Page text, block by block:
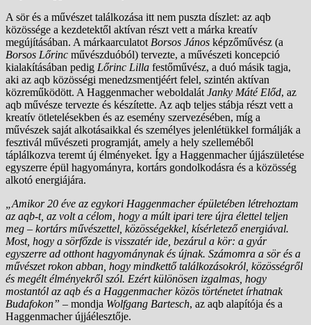
A sör és a művészet találkozása itt nem puszta díszlet: az aqb
közössége a kezdetektől aktívan részt vett a márka kreatív
megújításában. A márkaarculatot Borsos János képzőművész (a
Borsos Lőrinc művészduóból) tervezte, a művészeti koncepció
kialakításában pedig Lőrinc Lilla festőművész, a duó másik tagja,
aki az aqb közösségi menedzsmentjéért felel, szintén aktívan
közreműködött. A Haggenmacher weboldalát Janky Máté Előd, az
aqb művésze tervezte és készítette. Az aqb teljes stábja részt vett a
kreatív ötletelésekben és az esemény szervezésében, míg a
művészek saját alkotásaikkal és személyes jelenlétükkel formálják a
fesztivál művészeti programját, amely a hely szelleméből
táplálkozva teremt új élményeket. Így a Haggenmacher újjászületése
egyszerre épül hagyományra, kortárs gondolkodásra és a közösség
alkotó energiájára.
„Amikor 20 éve az egykori Haggenmacher épületében létrehoztam
az aqb-t, az volt a célom, hogy a múlt ipari tere újra élettel teljen
meg – kortárs művészettel, közösségekkel, kísérletező energiával.
Most, hogy a sörfőzde is visszatér ide, bezárul a kör: a gyár
egyszerre ad otthont hagyománynak és újnak. Számomra a sör és a
művészet rokon abban, hogy mindkettő találkozásokról, közösségről
és megélt élményekről szól. Ezért különösen izgalmas, hogy
mostantól az aqb és a Haggenmacher közös történetet írhatnak
Budafokon” – mondja Wolfgang Bartesch, az aqb alapítója és a
Haggenmacher újjáélesztője.